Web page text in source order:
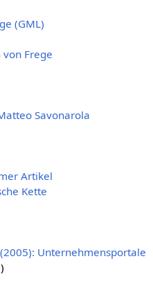
(GML)
Frege
Savonarola
Artikel
Kette
Unternehmensportale
)